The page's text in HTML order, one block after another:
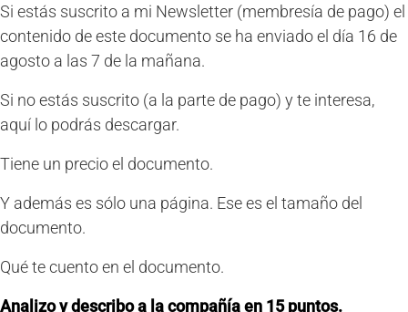
Si estás suscrito a mi Newsletter (membresía de pago) el
contenido de este documento se ha enviado el día 16 de
agosto a las 7 de la mañana.
Si no estás suscrito (a la parte de pago) y te interesa,
aquí lo podrás descargar.
Tiene un precio el documento.
Y además es sólo una página. Ese es el tamaño del
documento.
Qué te cuento en el documento.
Analizo y describo a la compañía en 15 puntos.